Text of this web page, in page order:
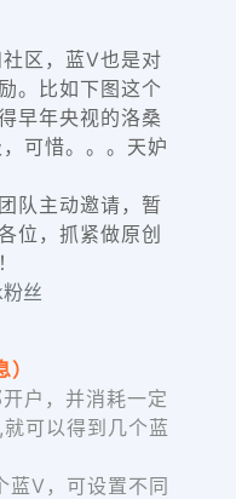
区，蓝V也是对
。比如下图这个
早年央视的洛桑
可惜。。。天妒
队主动邀请，暂
位，抓紧做原创
户，并消耗一定
可以得到几个蓝
蓝V，可设置不同